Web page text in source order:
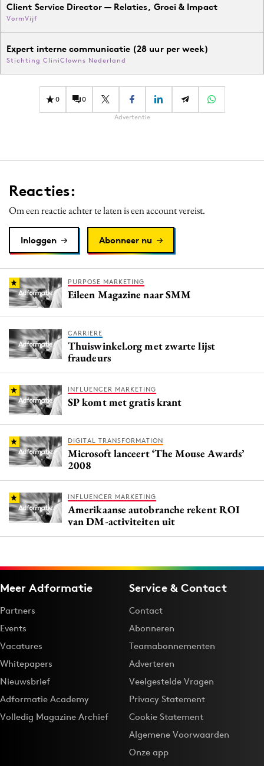
Client Service Director — Relaties, Groei & Impact
VormVijf
Expert interne communicatie (28 uur per week)
Stichting CliniClowns Nederland
0 0
Advertentie
Reacties:
Om een reactie achter te laten is een account vereist.
Inloggen Abonneer nu
PURPOSE MARKETING
Eileen Magazine naar SMM
CARRIERE
Thuiswinkel.org met zwarte lijst
fraudeurs
INFLUENCER MARKETING
SP komt met gratis krant
DIGITAL TRANSFORMATION
Microsoft lanceert ‘The Mouse Awards’
2008
INFLUENCER MARKETING
Amerikaanse autobranche rekent ROI
van DM-activiteiten uit
Meer Adformatie
Partners
Events
Vacatures
Whitepapers
Nieuwsbrief
Adformatie Academy
Volledig Magazine Archief
Service & Contact
Contact
Abonneren
Teamabonnementen
Adverteren
Veelgestelde Vragen
Privacy Statement
Cookie Statement
Algemene Voorwaarden
Onze app